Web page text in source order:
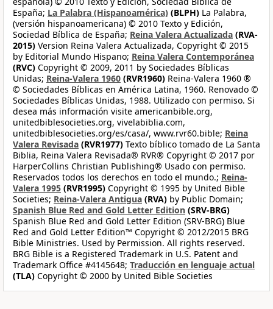
España; La Palabra (Hispanoamérica) (BLPH) La Palabra,
(versión hispanoamericana) © 2010 Texto y Edición,
Sociedad Bíblica de España; Reina Valera Actualizada (RVA-
2015) Version Reina Valera Actualizada, Copyright © 2015
by Editorial Mundo Hispano; Reina Valera Contemporánea
(RVC) Copyright © 2009, 2011 by Sociedades Bíblicas
Unidas; Reina-Valera 1960 (RVR1960) Reina-Valera 1960 ®
© Sociedades Bíblicas en América Latina, 1960. Renovado ©
Sociedades Bíblicas Unidas, 1988. Utilizado con permiso. Si
desea más información visite americanbible.org,
unitedbiblesocieties.org, vivelabiblia.com,
unitedbiblesocieties.org/es/casa/, www.rvr60.bible; Reina
Valera Revisada (RVR1977) Texto bíblico tomado de La Santa
Biblia, Reina Valera Revisada® RVR® Copyright © 2017 por
HarperCollins Christian Publishing® Usado con permiso.
Reservados todos los derechos en todo el mundo.; Reina-
Valera 1995 (RVR1995) Copyright © 1995 by United Bible
Societies; Reina-Valera Antigua (RVA) by Public Domain;
Spanish Blue Red and Gold Letter Edition (SRV-BRG)
Spanish Blue Red and Gold Letter Edition (SRV-BRG) Blue
Red and Gold Letter Edition™ Copyright © 2012/2015 BRG
Bible Ministries. Used by Permission. All rights reserved.
BRG Bible is a Registered Trademark in U.S. Patent and
Trademark Office #4145648; Traducción en lenguaje actual
(TLA) Copyright © 2000 by United Bible Societies